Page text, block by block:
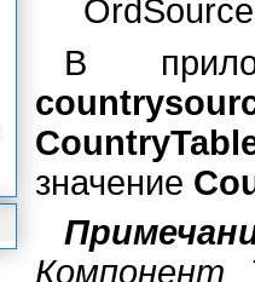
В
значение
Компонент